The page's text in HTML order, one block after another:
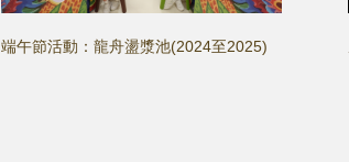
端午節活動：龍舟盪漿池(2024至2025)